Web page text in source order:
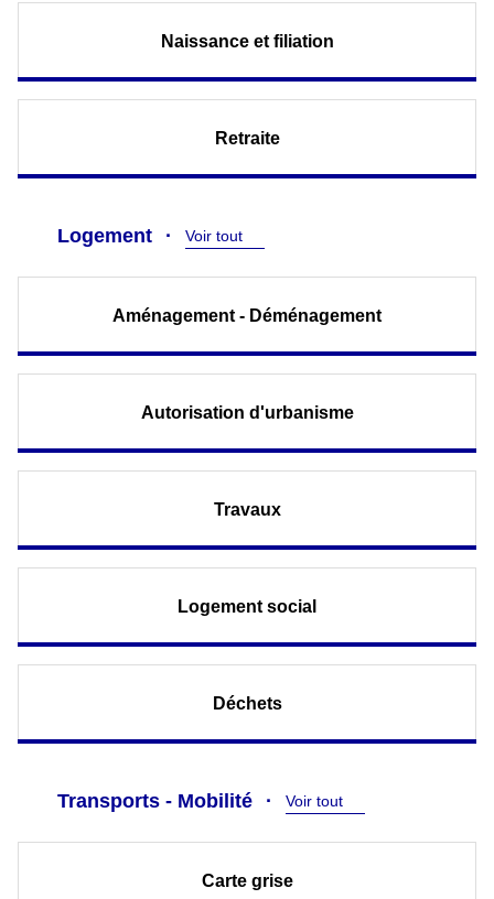
Naissance et filiation
Retraite
Logement Voir tout
Aménagement - Déménagement
Autorisation d'urbanisme
Travaux
Logement social
Déchets
Transports - Mobilité Voir tout
Carte grise